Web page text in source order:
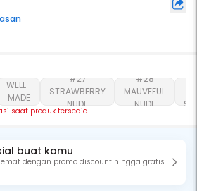
WELL-
MADE
NUDE
#27
STRAWBERRY
NUDE
#28
MAUVEFUL
NUDE
saat produk tersedia
buat kamu
dengan promo discount hingga gratis